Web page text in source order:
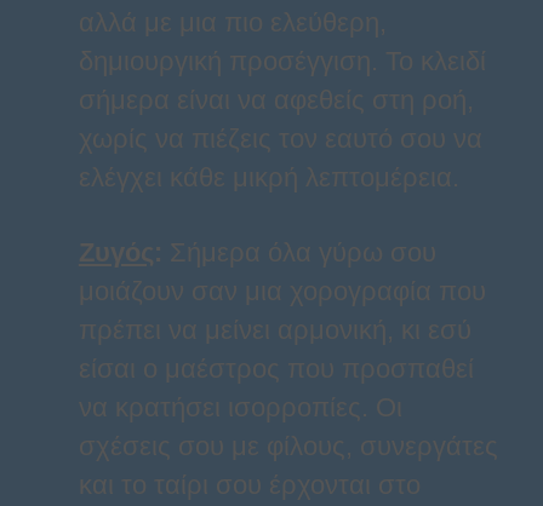
αλλά με μια πιο ελεύθερη,
δημιουργική προσέγγιση. Το κλειδί
σήμερα είναι να αφεθείς στη ροή,
χωρίς να πιέζεις τον εαυτό σου να
ελέγχει κάθε μικρή λεπτομέρεια.
Ζυγός: Σήμερα όλα γύρω σου
μοιάζουν σαν μια χορογραφία που
πρέπει να μείνει αρμονική, κι εσύ
είσαι ο μαέστρος που προσπαθεί
να κρατήσει ισορροπίες. Οι
σχέσεις σου με φίλους, συνεργάτες
και το ταίρι σου έρχονται στο